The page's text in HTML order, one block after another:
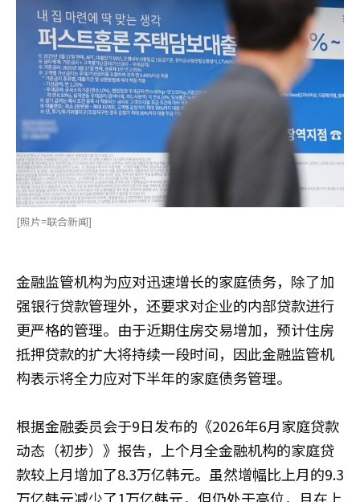
[照片=联合新闻]
金融监管机构为应对迅速增长的家庭债务，除了加
强银行贷款管理外，还要求对企业的内部贷款进行
更严格的管理。由于近期住房交易增加，预计住房
抵押贷款的扩大将持续一段时间，因此金融监管机
构表示将全力应对下半年的家庭债务管理。
根据金融委员会于9日发布的《2026年6月家庭贷款
动态（初步）》报告，上个月全金融机构的家庭贷
款较上月增加了8.3万亿韩元。虽然增幅比上月的9.3
万亿韩元减少了1万亿韩元，但仍处于高位，且在上